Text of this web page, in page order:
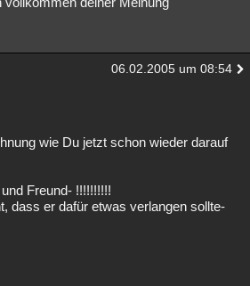
06.02.2005 um 08:54
wie Du jetzt schon wieder darauf
Freund- !!!!!!!!!!
dass er dafür etwas verlangen sollte-